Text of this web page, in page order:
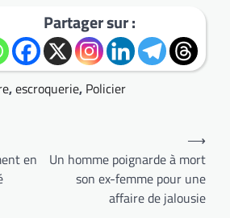
Partager sur :
,escroquerie, Policier
en
Un homme poignarde à mort
son ex-femme pour une
affaire de jalousie
⟶